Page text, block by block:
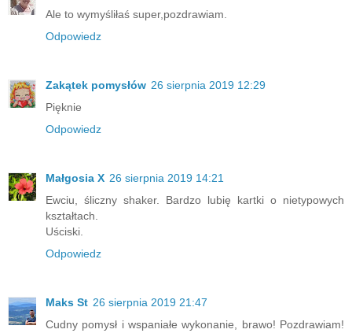
Ale to wymyśliłaś super,pozdrawiam.
Odpowiedz
Zakątek pomysłów 26 sierpnia 2019 12:29
Pięknie
Odpowiedz
Małgosia X 26 sierpnia 2019 14:21
Ewciu, śliczny shaker. Bardzo lubię kartki o nietypowych
kształtach.
Uściski.
Odpowiedz
Maks St 26 sierpnia 2019 21:47
Cudny pomysł i wspaniałe wykonanie, brawo! Pozdrawiam!